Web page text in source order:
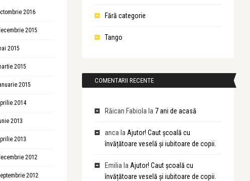
2016
2015
2015
2015
2015
2014
2013
2013
2012
2012
Fără categorie
Tango
COMENTARII RECENTE
Răican Fabiola la 7 ani de acasă
anca la Ajutor! Caut școală cu
învățătoare veselă și iubitoare de copii.
Emilia la Ajutor! Caut școală cu
învățătoare veselă și iubitoare de copii.